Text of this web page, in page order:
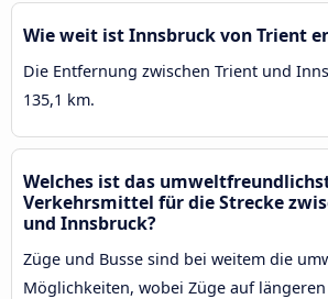
Wie weit ist Innsbruck von Trient
Die Entfernung zwischen Trient und
135,1 km.
Welches ist das
Verkehrsmittel für die Strecke
und Innsbruck?
Züge und Busse sind bei weitem die
Möglichkeiten, wobei Züge auf